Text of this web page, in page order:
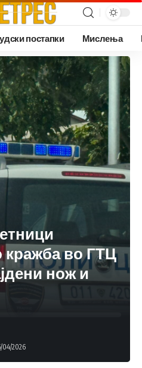
постапки Мислења
кражба во ГТЦ
нож и
2026